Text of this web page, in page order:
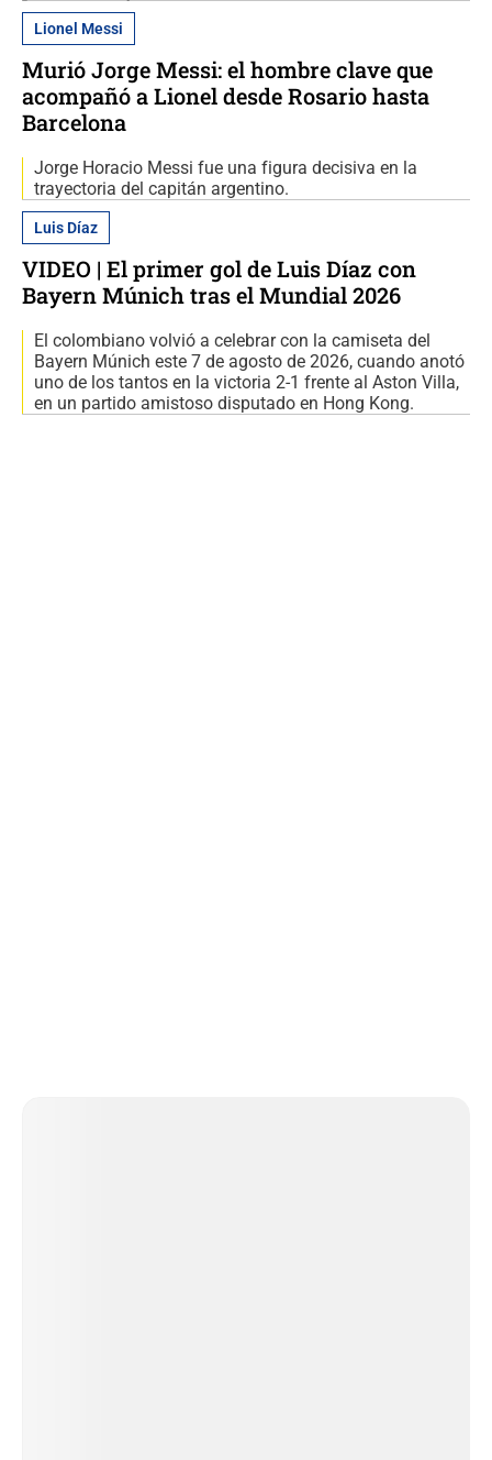
Lionel Messi
Murió Jorge Messi: el hombre clave que
acompañó a Lionel desde Rosario hasta
Barcelona
Jorge Horacio Messi fue una figura decisiva en la
trayectoria del capitán argentino.
Luis Díaz
VIDEO | El primer gol de Luis Díaz con
Bayern Múnich tras el Mundial 2026
El colombiano volvió a celebrar con la camiseta del
Bayern Múnich este 7 de agosto de 2026, cuando anotó
uno de los tantos en la victoria 2-1 frente al Aston Villa,
en un partido amistoso disputado en Hong Kong.